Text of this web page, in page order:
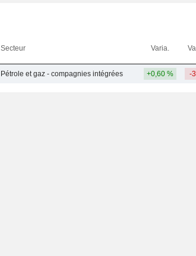
Secteur Varia.
Pétrole et gaz - compagnies intégrées +0,60 % -